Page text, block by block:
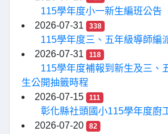
115學年度小一新生編班公告
2026-07-31
338
115學年度三、五年級導師編
2026-07-31
118
115學年度補報到新生及三、
生公開抽籤時程
2026-07-15
111
彰化縣社頭國小115學年度廚
2026-07-20
82